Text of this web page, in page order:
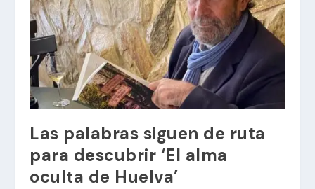
Las palabras siguen de ruta
para descubrir ‘El alma
oculta de Huelva’